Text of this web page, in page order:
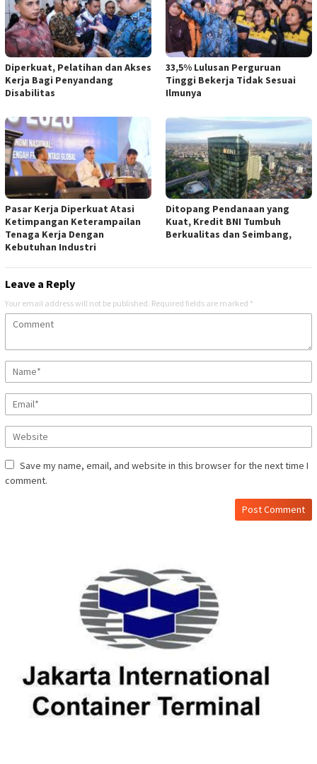
Diperkuat, Pelatihan dan Akses
Kerja Bagi Penyandang
Disabilitas
33,5% Lulusan Perguruan
Tinggi Bekerja Tidak Sesuai
Ilmunya
Pasar Kerja Diperkuat Atasi
Ketimpangan Keterampailan
Tenaga Kerja Dengan
Kebutuhan Industri
Ditopang Pendanaan yang
Kuat, Kredit BNI Tumbuh
Berkualitas dan Seimbang,
Leave a Reply
Your email address will not be published. Required fields are marked *
Save my name, email, and website in this browser for the next time I
comment.